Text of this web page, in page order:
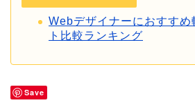
Webデザイナーにおすすめ
ト比較ランキング
Save